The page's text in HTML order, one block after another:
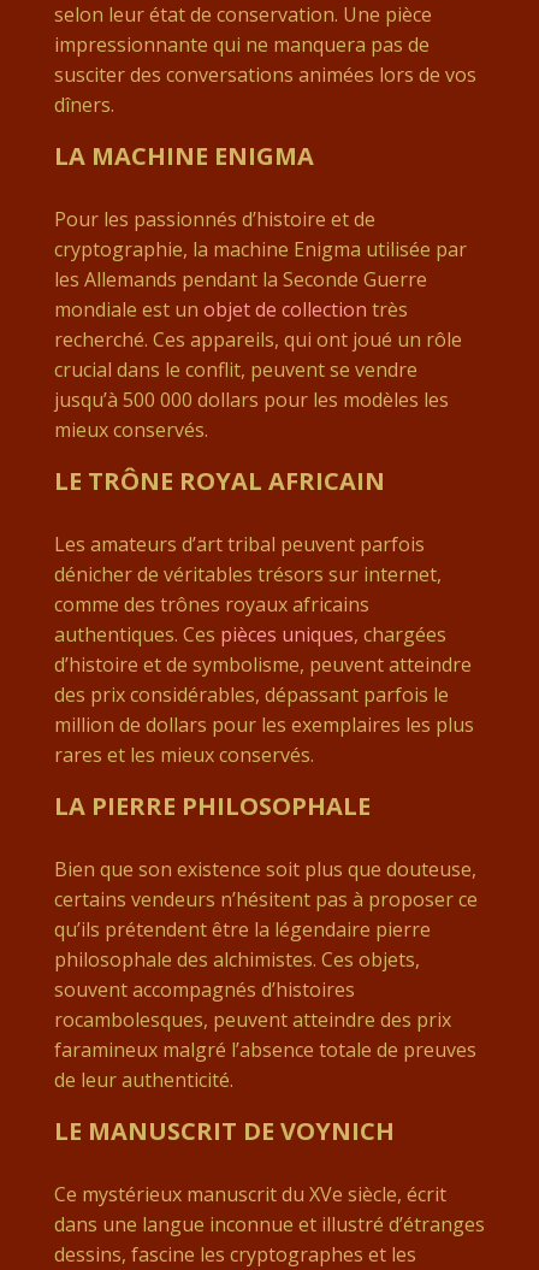
selon leur état de conservation. Une pièce
impressionnante qui ne manquera pas de
susciter des conversations animées lors de vos
dîners.
LA MACHINE ENIGMA
Pour les passionnés d’histoire et de
cryptographie, la machine Enigma utilisée par
les Allemands pendant la Seconde Guerre
mondiale est un objet de collection très
recherché. Ces appareils, qui ont joué un rôle
crucial dans le conflit, peuvent se vendre
jusqu’à 500 000 dollars pour les modèles les
mieux conservés.
LE TRÔNE ROYAL AFRICAIN
Les amateurs d’art tribal peuvent parfois
dénicher de véritables trésors sur internet,
comme des trônes royaux africains
authentiques. Ces pièces uniques, chargées
d’histoire et de symbolisme, peuvent atteindre
des prix considérables, dépassant parfois le
million de dollars pour les exemplaires les plus
rares et les mieux conservés.
LA PIERRE PHILOSOPHALE
Bien que son existence soit plus que douteuse,
certains vendeurs n’hésitent pas à proposer ce
qu’ils prétendent être la légendaire pierre
philosophale des alchimistes. Ces objets,
souvent accompagnés d’histoires
rocambolesques, peuvent atteindre des prix
faramineux malgré l’absence totale de preuves
de leur authenticité.
LE MANUSCRIT DE VOYNICH
Ce mystérieux manuscrit du XVe siècle, écrit
dans une langue inconnue et illustré d’étranges
dessins, fascine les cryptographes et les